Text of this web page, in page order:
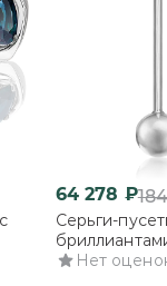
64 278 ₽
Серьги-
Нет